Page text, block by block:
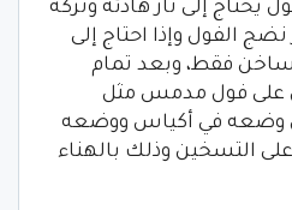
يحتاج إلى نار هادئة وتركه
الفول وإذا احتاج إلى
فقط، وبعد تمام
فول مدمس مثل
وضعه في أكياس ووضعه
التسخين وذلك بالهناء